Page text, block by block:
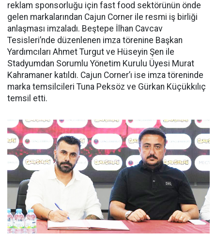
reklam sponsorluğu için fast food sektörünün önde
gelen markalarından Cajun Corner ile resmi iş birliği
anlaşması imzaladı. Beştepe İlhan Cavcav
Tesisleri’nde düzenlenen imza törenine Başkan
Yardımcıları Ahmet Turgut ve Hüseyin Şen ile
Stadyumdan Sorumlu Yönetim Kurulu Üyesi Murat
Kahramaner katıldı. Cajun Corner’ı ise imza töreninde
marka temsilcileri Tuna Peksöz ve Gürkan Küçükkılıç
temsil etti.